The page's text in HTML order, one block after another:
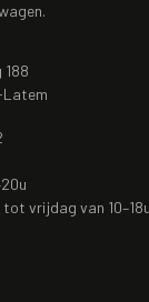
vrijdag van